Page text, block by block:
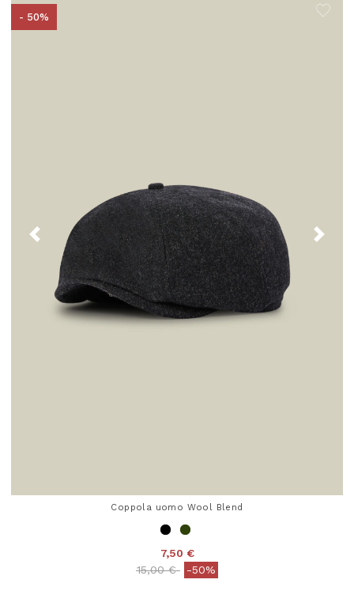
- 50%
Coppola uomo Wool Blend
7,50 €
Price reduced from
15,00 €to-50%